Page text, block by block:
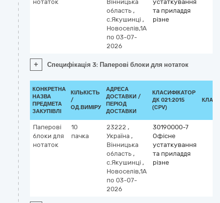
нотаток
Вінницька
область ,
с.Якушинці ,
Новоселів,1А
по 03-07-
2026
устаткування
та приладдя
різне
+ Специфікація 3: Паперові блоки для нотаток
КОНКРЕТНА
НАЗВА
ПРЕДМЕТА
ЗАКУПІВЛІ
КІЛЬКІСТЬ
/
ОД.ВИМІРУ
АДРЕСА
ДОСТАВКИ /
ПЕРІОД
ДОСТАВКИ
КЛАСИФІКАТОР
ДК 021:2015
(CPV)
Паперові
блоки для
нотаток
10
пачка
23222 ,
Україна ,
Вінницька
область ,
с.Якушинці ,
Новоселів,1А
по 03-07-
2026
30190000-7
Офісне
устаткування
та приладдя
різне